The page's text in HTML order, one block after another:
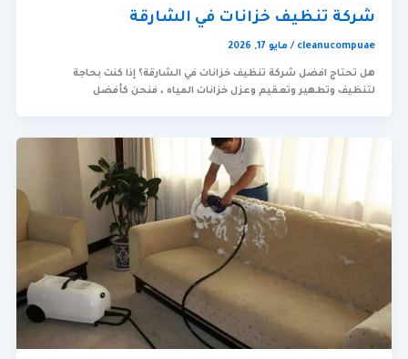
شركة تنظيف خزانات في الشارقة
cleanucompuae
/ مايو 17, 2026
هل تحتاج افضل شركة تنظيف خزانات في الشارقة؟ إذا كنت بحاجة
لتنظيف وتطهير وتعقيم وعزل خزانات المياه ، فنحن كأفضل